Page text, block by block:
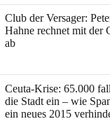
Club der Versager:
Hahne rechnet mit der
ab
Ceuta-Krise: 65.000
die Stadt ein – wie
ein neues 2015